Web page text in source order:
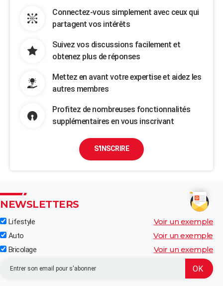
Connectez-vous simplement avec ceux qui
partagent vos intérêts
Suivez vos discussions facilement et
obtenez plus de réponses
Mettez en avant votre expertise et aidez les
autres membres
Profitez de nombreuses fonctionnalités
supplémentaires en vous inscrivant
S'INSCRIRE
NEWSLETTERS
Lifestyle Voir un exemple
Auto Voir un exemple
Bricolage Voir un exemple